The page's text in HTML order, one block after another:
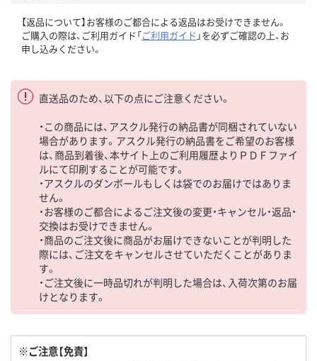
【返品について】お客様のご都合による返品はお受けできません。
ご購入の際は、ご利用ガイド「ご利用ガイド 」を必ずご確認の上、お
申し込みください。
直送品のため、以下の点にご注意ください。
・この商品には、アスクル発行の納品書が同梱されていない
場合があります。アスクル発行の納品書をご希望のお客様
は、商品到着後、本サイト上のご利用履歴よりＰＤＦファイ
ルにて印刷することが可能です。
・アスクルのダンボールもしくは袋でのお届けではありま
せん。
・お客様のご都合によるご注文後の変更・キャンセル・返品・
交換はお受けできません。
・商品のご注文後に商品がお届けできないことが判明した
際には、ご注文をキャンセルさせていただくことがありま
す。
・ご注文後に一時品切れが判明した場合は、入荷次第のお届
けとなります。
※ご注意【免責】